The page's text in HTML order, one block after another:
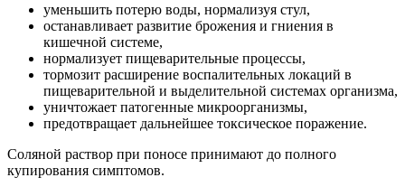
уменьшить потерю воды, нормализуя стул,
останавливает развитие брожения и гниения в
кишечной системе,
нормализует пищеварительные процессы,
тормозит расширение воспалительных локаций в
пищеварительной и выделительной системах организма,
уничтожает патогенные микроорганизмы,
предотвращает дальнейшее токсическое поражение.
Соляной раствор при поносе принимают до полного
купирования симптомов.